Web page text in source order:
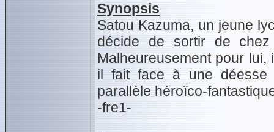
Synopsis
Satou Kazuma, un jeune
décide de sortir de
Malheureusement pour
il fait face à une déesse
parallèle héroïco-
-fre1-